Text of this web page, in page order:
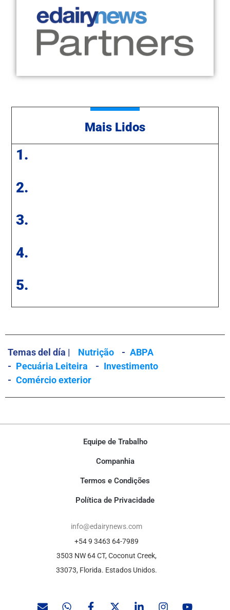
Mais Lidos
1.
2.
3.
4.
5.
Temas del día | Nutrição - ABPA
- Pecuária Leiteira - Investimento
- Comércio exterior
Equipe de Trabalho
Companhia
Termos e Condições
Política de Privacidade
info@edairynews.com
+54 9 3463 64-7989
3503 NW 64 CT, Coconut Creek,
33073, Florida. Estados Unidos.